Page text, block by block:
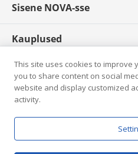
Sisene NOVA-sse
Kauplused
Scandagra TV
Rikkumisest teatamine
This site uses cookies to improve
you to share content on social
website and display customized
activity.